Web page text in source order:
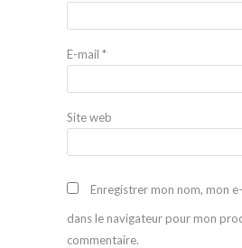
E-mail *
Site web
Enregistrer mon nom, mon
dans le navigateur pour mon
commentaire.